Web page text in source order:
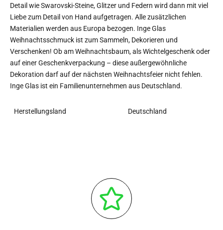
Detail wie Swarovski-Steine, Glitzer und Federn wird dann mit viel
Liebe zum Detail von Hand aufgetragen. Alle zusätzlichen
Materialien werden aus Europa bezogen. Inge Glas
Weihnachtsschmuck ist zum Sammeln, Dekorieren und
Verschenken! Ob am Weihnachtsbaum, als Wichtelgeschenk oder
auf einer Geschenkverpackung – diese außergewöhnliche
Dekoration darf auf der nächsten Weihnachtsfeier nicht fehlen.
Inge Glas ist ein Familienunternehmen aus Deutschland.
Herstellungsland Deutschland